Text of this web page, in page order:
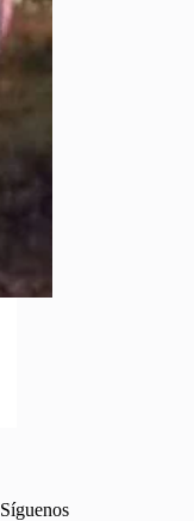
Síguenos